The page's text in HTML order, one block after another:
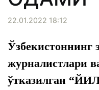
22.01.2022 18:12
Ўзбекистоннинг
журналистлари
ўтказилган